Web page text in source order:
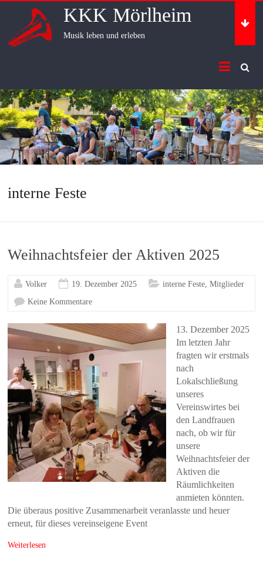
content
KKK Mörlheim
Musik leben und erleben
interne Feste
Weihnachtsfeier der Aktiven 2025
Volker 19. Dezember 2025 interne Feste ,Mitglieder
Keine Kommentare
13. Dezember 2025
Im letzten Jahr
fragten wir erstmals
nach
Lokalschließung
unseres
Vereinswirtes bei
den Landfrauen
nach, ob wir für
unsere
Weihnachtsfeier der
Aktiven die
Räumlichkeiten
anmieten könnten.
Die überaus positive Zusammenarbeit veranlasste und heuer
erneut, für dieses vereinseigene Event
Weiterlesen